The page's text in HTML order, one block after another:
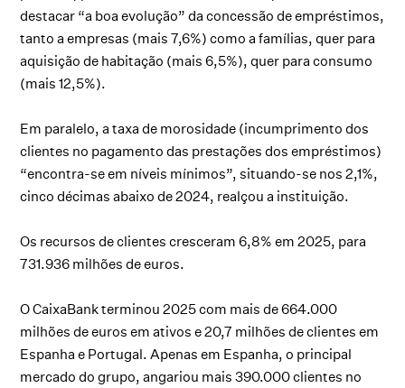
destacar “a boa evolução” da concessão de empréstimos,
tanto a empresas (mais 7,6%) como a famílias, quer para
aquisição de habitação (mais 6,5%), quer para consumo
(mais 12,5%).
Em paralelo, a taxa de morosidade (incumprimento dos
clientes no pagamento das prestações dos empréstimos)
“encontra-se em níveis mínimos”, situando-se nos 2,1%,
cinco décimas abaixo de 2024, realçou a instituição.
Os recursos de clientes cresceram 6,8% em 2025, para
731.936 milhões de euros.
O CaixaBank terminou 2025 com mais de 664.000
milhões de euros em ativos e 20,7 milhões de clientes em
Espanha e Portugal. Apenas em Espanha, o principal
mercado do grupo, angariou mais 390.000 clientes no